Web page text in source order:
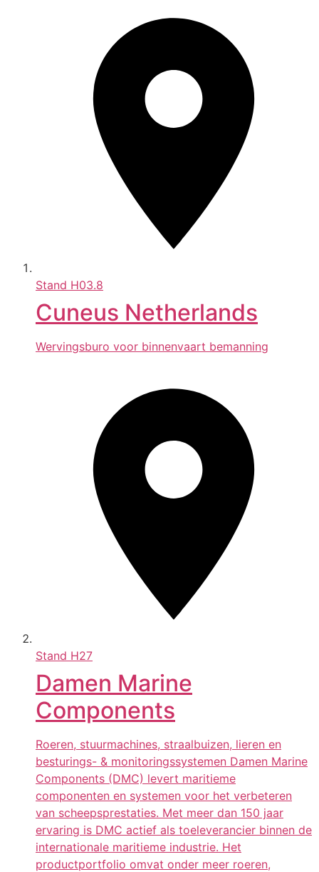
Stand H03.8
Cuneus Netherlands
Wervingsburo voor binnenvaart bemanning
Stand H27
Damen Marine
Components
Roeren, stuurmachines, straalbuizen, lieren en
besturings- & monitoringssystemen Damen Marine
Components (DMC) levert maritieme
componenten en systemen voor het verbeteren
van scheepsprestaties. Met meer dan 150 jaar
ervaring is DMC actief als toeleverancier binnen de
internationale maritieme industrie. Het
productportfolio omvat onder meer roeren,